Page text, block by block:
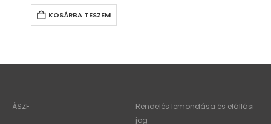
KOSÁRBA TESZEM
ÁSZF
Rendelés lemondása és elállási
jog